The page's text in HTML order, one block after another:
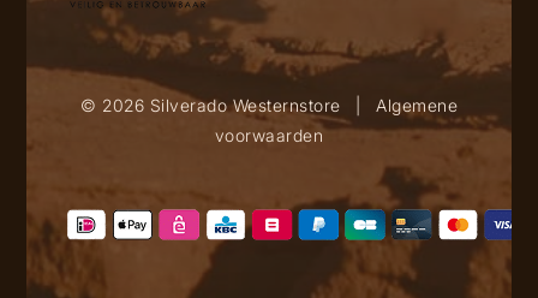
© 2026 Silverado Westernstore
Algemene
voorwaarden